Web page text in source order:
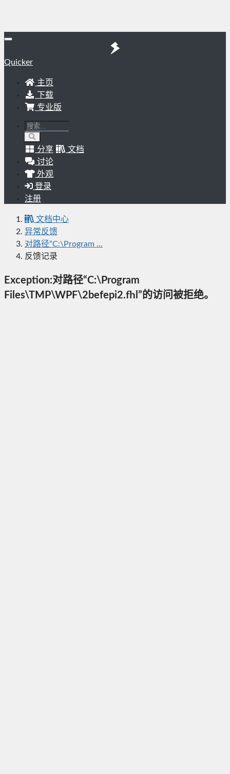
Quicker
主页
下载
专业版
分享
文档
讨论
外观
登录
注册
文档中心
异常反馈
对路径“C:\Program ...
反馈记录
Exception:对路径“C:\Program
Files\TMP\WPF\2befepi2.fhl”的访问被拒绝。